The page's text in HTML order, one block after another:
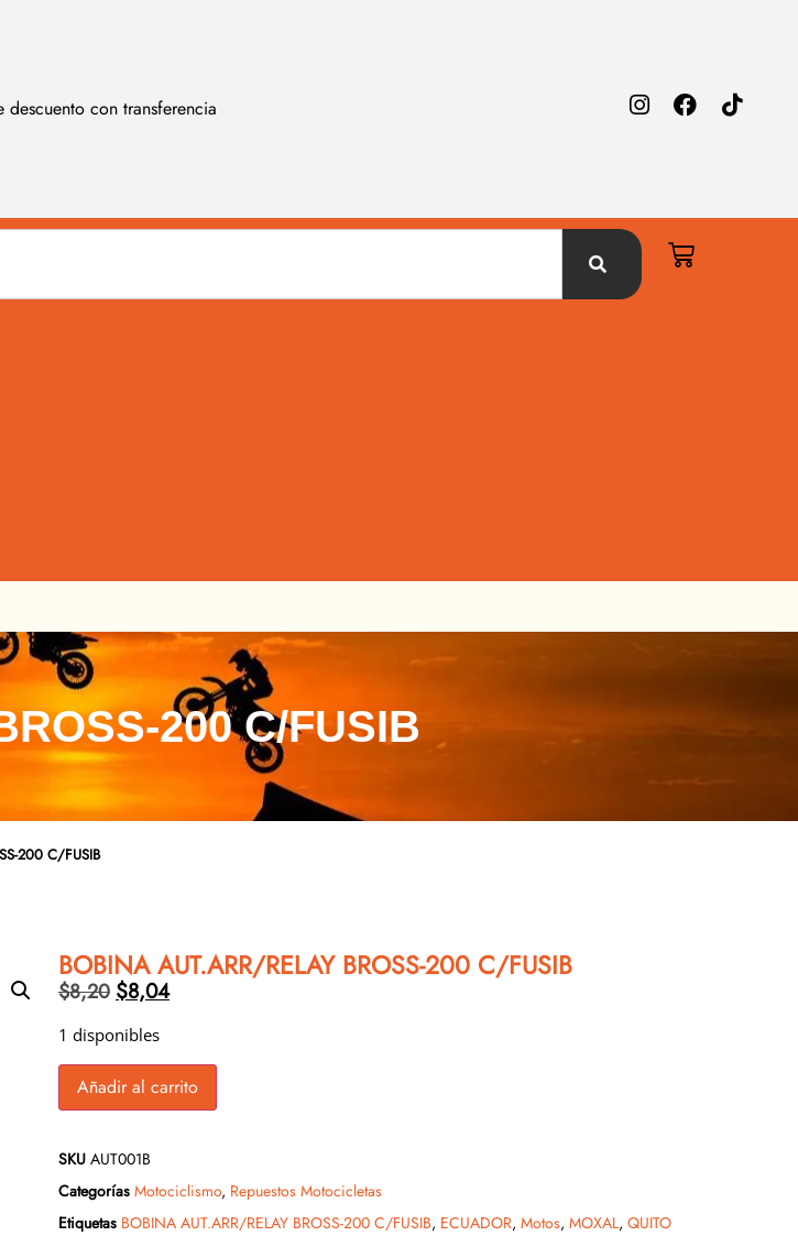
descuento con transferencia
200 C/FUSIB
200 C/FUSIB
BOBINA AUT.ARR/RELAY BROSS-200 C/FUSIB
$8,20 $8,04
1 disponibles
Añadir al carrito
SKU AUT001B
Categorías Motociclismo, Repuestos Motocicletas
Etiquetas BOBINA AUT.ARR/RELAY BROSS-200 C/FUSIB, ECUADOR, Motos, MOXAL, QUITO